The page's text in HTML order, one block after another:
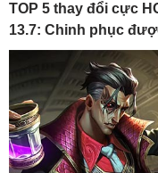
TOP 5 thay đổi cực
13.7: Chinh phục